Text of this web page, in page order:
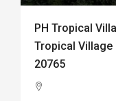
PH Tropical
Tropical Village
20765